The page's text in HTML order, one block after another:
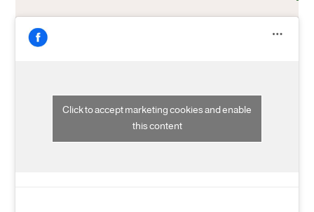
Click to accept marketing cookies and enable
this content